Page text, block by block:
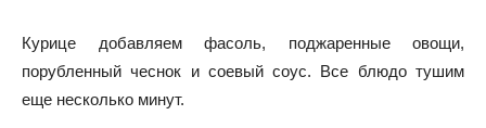
Курице добавляем фасоль, поджаренные овощи,
порубленный чеснок и соевый соус. Все блюдо тушим
еще несколько минут.